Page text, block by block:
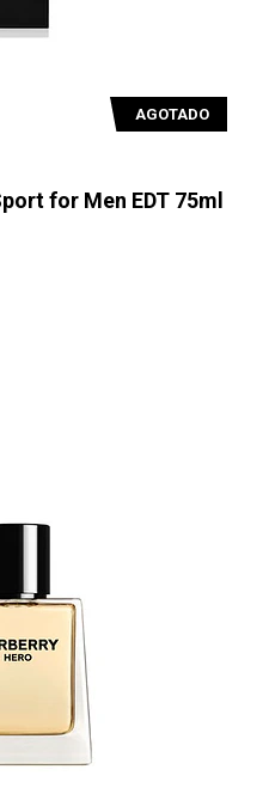
AGOTADO
for Men EDT 75ml